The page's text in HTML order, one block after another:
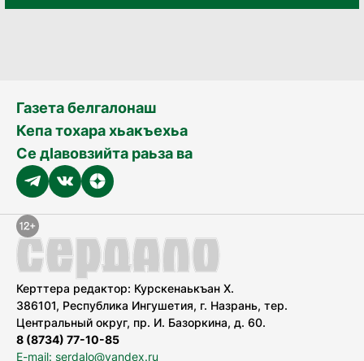
Газета белгалонаш
Кепа тохара хьакъехьа
Се дӀавовзийта раьза ва
Керттера редактор: Курскенаькъан Х.
386101, Республика Ингушетия, г. Назрань, тер.
Центральный округ, пр. И. Базоркина, д. 60.
8 (8734) 77-10-85
E-mail: serdalo@yandex.ru